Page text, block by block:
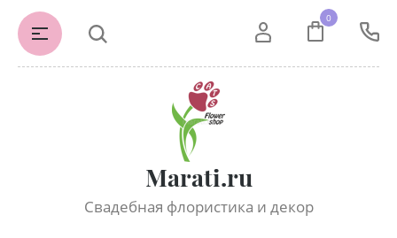
Marati.ru
Свадебная флористика и декор
0